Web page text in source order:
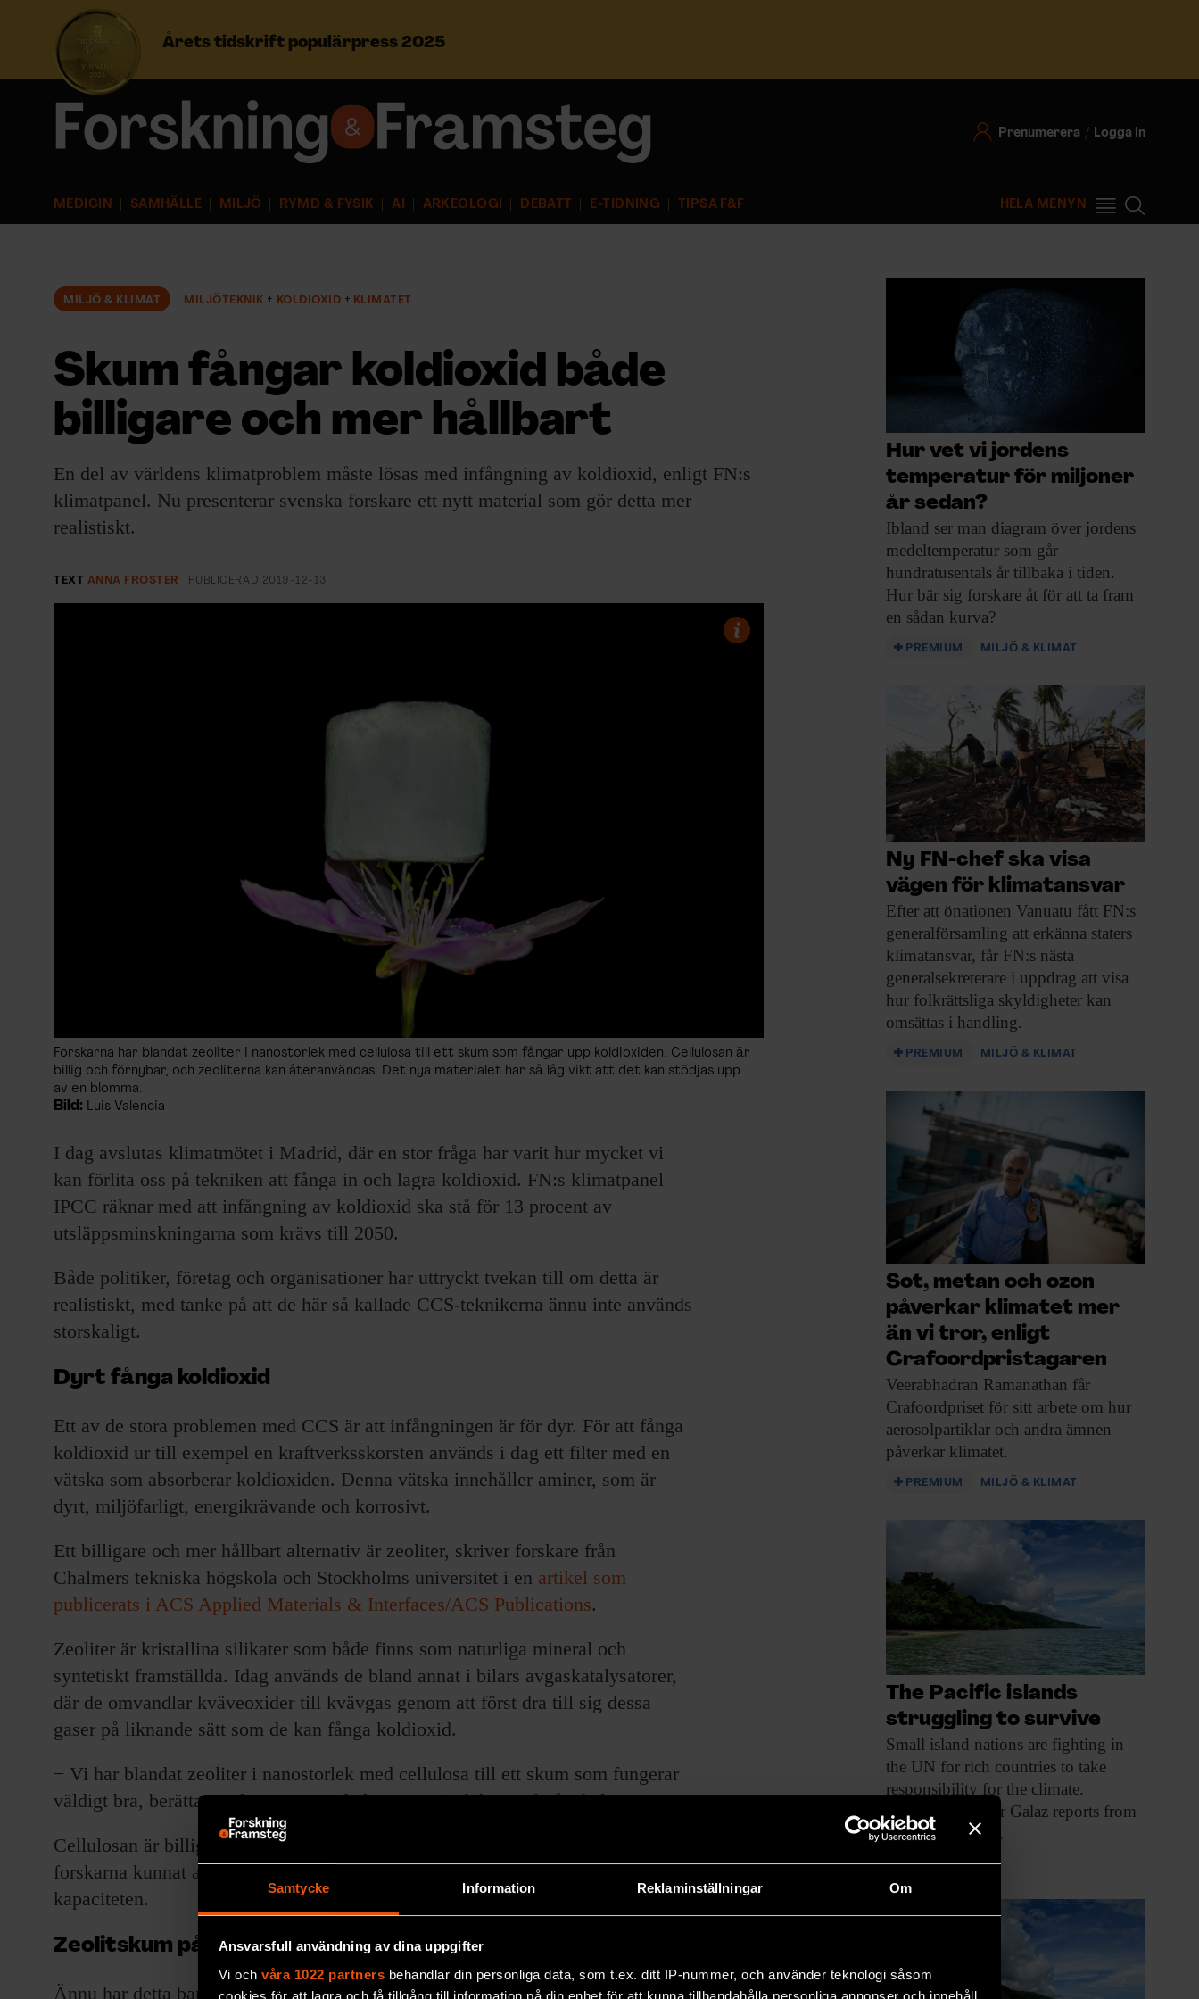
Samtycke Information Reklaminställningar Om
Ansvarsfull användning av dina uppgifter
Vi och våra 1022 partners behandlar din personliga data, som t.ex. ditt IP-nummer, och använder teknologi såsom
cookies för att lagra och få tillgång till information på din enhet för att kunna tillhandahålla personliga annonser och innehåll,
Årets tidskrift populärpress 2025
Prenumerera Logga in
MEDICIN SAMHÄLLE MILJÖ RYMD & FYSIK AI ARKEOLOGI DEBATT E-TIDNING TIPSA F&F HELA MENYN
r
Prenumerera
NYHETSBREV
ARKIV & E-TIDNING
LYSSNA/PODD
EVENEMANG & RESOR
SHOP
KONTAKTA F&F
PRENUMERERA PÅ F&F
MILJÖ & KLIMAT MILJÖTEKNIK KOLDIOXID KLIMATET
Skum fångar koldioxid både
billigare och mer hållbart
En del av världens klimatproblem måste lösas med infångning av koldioxid, enligt FN:s
klimatpanel. Nu presenterar svenska forskare ett nytt material som gör detta mer
realistiskt.
TEXT ANNA FROSTER PUBLICERAD 2019-12-13
Forskarna har blandat zeoliter i nanostorlek med cellulosa till ett skum som fångar upp koldioxiden. Cellulosan är
billig och förnybar, och zeoliterna kan återanvändas. Det nya materialet har så låg vikt att det kan stödjas upp
av en blomma.
Bild: Luis Valencia
I dag avslutas klimatmötet i Madrid, där en stor fråga har varit hur mycket vi
kan förlita oss på tekniken att fånga in och lagra koldioxid. FN:s klimatpanel
IPCC räknar med att infångning av koldioxid ska stå för 13 procent av
utsläppsminskningarna som krävs till 2050.
Både politiker, företag och organisationer har uttryckt tvekan till om detta är
realistiskt, med tanke på att de här så kallade CCS-teknikerna ännu inte används
storskaligt.
Dyrt fånga koldioxid
Ett av de stora problemen med CCS är att infångningen är för dyr. För att fånga
koldioxid ur till exempel en kraftverksskorsten används i dag ett filter med en
vätska som absorberar koldioxiden. Denna vätska innehåller aminer, som är
dyrt, miljöfarligt, energikrävande och korrosivt.
Ett billigare och mer hållbart alternativ är zeoliter, skriver forskare från
Chalmers tekniska högskola och Stockholms universitet i en artikel som
publicerats i ACS Applied Materials & Interfaces/ACS Publications.
Zeoliter är kristallina silikater som både finns som naturliga mineral och
syntetiskt framställda. Idag används de bland annat i bilars avgaskatalysatorer,
där de omvandlar kväveoxider till kvävgas genom att först dra till sig dessa
gaser på liknande sätt som de kan fånga koldioxid.
− Vi har blandat zeoliter i nanostorlek med cellulosa till ett skum som fungerar
väldigt bra, berättar Walter Rosas Arbelaez som är doktorand på Chalmers.
Cellulosan är billig och förnybar, och zeoliterna kan återanvändas. I labbet har
forskarna kunnat använda samma skum 40 gånger utan att tappa så mycket av
kapaciteten.
Zeolitskum på skorstenen
Ännu har detta bara testats i laboratorieskala men tanken är att filter med
Hur vet vi jordens
temperatur för miljoner
år sedan?
Ibland ser man diagram över jordens
medeltemperatur som går
hundratusentals år tillbaka i tiden.
Hur bär sig forskare åt för att ta fram
en sådan kurva?
PREMIUM MILJÖ & KLIMAT
Ny FN-chef ska visa
vägen för klimatansvar
Efter att önationen Vanuatu fått FN:s
generalförsamling att erkänna staters
klimatansvar, får FN:s nästa
generalsekreterare i uppdrag att visa
hur folkrättsliga skyldigheter kan
omsättas i handling.
PREMIUM MILJÖ & KLIMAT
Sot, metan och ozon
påverkar klimatet mer
än vi tror, enligt
Crafoordpristagaren
Veerabhadran Ramanathan får
Crafoordpriset för sitt arbete om hur
aerosolpartiklar och andra ämnen
påverkar klimatet.
PREMIUM MILJÖ & KLIMAT
The Pacific islands
struggling to survive
Small island nations are fighting in
the UN for rich countries to take
responsibility for the climate.
Researcher Victor Galaz reports from
Vanuatu and Fiji.
MILJÖ & KLIMAT